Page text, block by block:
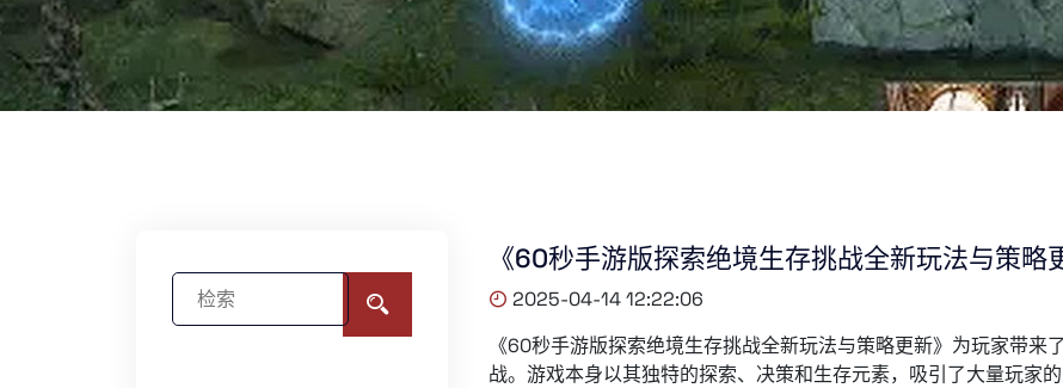
《60秒手游版探索绝境生存挑战全新玩法与策略
2025-04-14 12:22:06
《60秒手游版探索绝境生存挑战全新玩法与策略更新》为玩家带来
战。游戏本身以其独特的探索、决策和生存元素，吸引了大量玩家